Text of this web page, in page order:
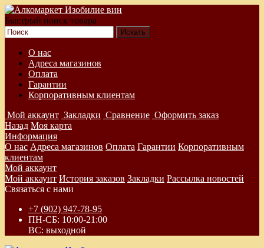
Быстрый поиск товара
О нас
Адреса магазинов
Оплата
Гарантии
Корпоративным клиентам
Мой аккаунт Закладки Сравнение Оформить заказ
Назад Моя карта
Информация
О нас Адреса магазинов Оплата Гарантии Корпоративным
клиентам
Мой аккаунт
Мой аккаунт История заказов Закладки Рассылка новостей
Связаться с нами
+7 (902) 947-78-95
ПН-СБ: 10:00-21:00
ВС: выходной